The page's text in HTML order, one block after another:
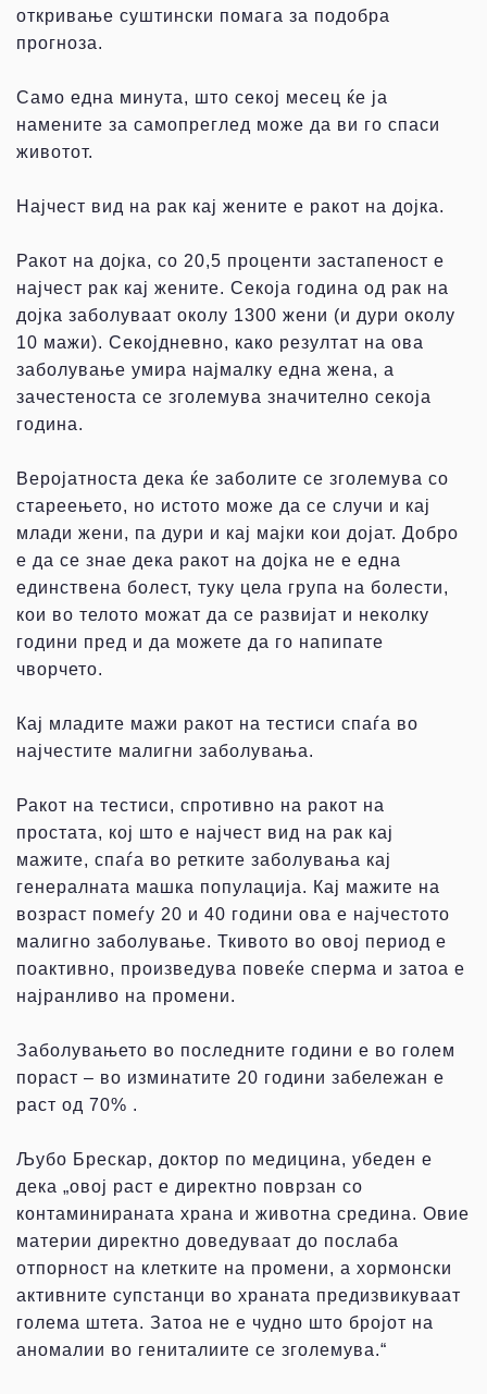
откривање суштински помага за подобра
прогноза.
Само една минута, што секој месец ќе ја
намените за самопреглед може да ви го спаси
животот.
Најчест вид на рак кај жените е ракот на дојка.
Ракот на дојка, со 20,5 проценти застапеност е
најчест рак кај жените. Секоја година од рак на
дојка заболуваат околу 1300 жени (и дури околу
10 мажи). Секојдневно, како резултат на ова
заболување умира најмалку една жена, а
зачестеноста се зголемува значително секоја
година.
Веројатноста дека ќе заболите се зголемува со
стареењето, но истото може да се случи и кај
млади жени, па дури и кај мајки кои дојат. Добро
е да се знае дека ракот на дојка не е една
единствена болест, туку цела група на болести,
кои во телото можат да се развијат и неколку
години пред и да можете да го напипате
чворчето.
Кај младите мажи ракот на тестиси спаѓа во
најчестите малигни заболувања.
Ракот на тестиси, спротивно на ракот на
простата, кој што е најчест вид на рак кај
мажите, спаѓа во ретките заболувања кај
генералната машка популација. Кај мажите на
возраст помеѓу 20 и 40 години ова е најчестото
малигно заболување. Ткивото во овој период е
поактивно, произведува повеќе сперма и затоа е
најранливо на промени.
Заболувањето во последните години е во голем
пораст – во изминатите 20 години забележан е
раст од 70% .
Љубо Брескар, доктор по медицина, убеден е
дека „овој раст е директно поврзан со
контаминираната храна и животна средина. Овие
материи директно доведуваат до послаба
отпорност на клетките на промени, а хормонски
активните супстанци во храната предизвикуваат
голема штета. Затоа не е чудно што бројот на
аномалии во гениталиите се зголемува.“